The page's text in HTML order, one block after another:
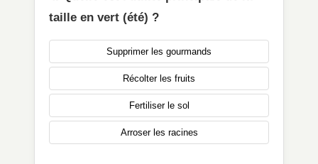
taille en vert (été) ?
Supprimer les gourmands
Récolter les fruits
Fertiliser le sol
Arroser les racines